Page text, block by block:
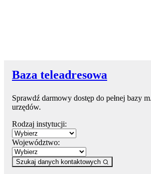
Baza teleadresowa
Sprawdź darmowy dostęp do pełnej bazy
urzędów.
Rodzaj instytucji:
Województwo:
Szukaj danych kontaktowych